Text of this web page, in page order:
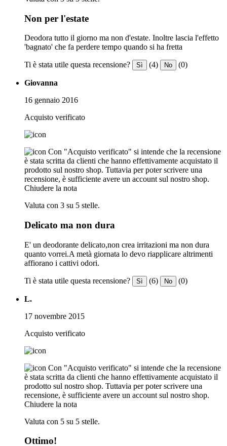
Non per l'estate
Deodora tutto il giorno ma non d'estate. Inoltre lascia l'effetto
'bagnato' che fa perdere tempo quando si ha fretta
Ti è stata utile questa recensione? Sì (4) No (0)
Giovanna
16 gennaio 2016
Acquisto verificato
Con "Acquisto verificato" si intende che la recensione
è stata scritta da clienti che hanno effettivamente acquistato il
prodotto sul nostro shop. Tuttavia per poter scrivere una
recensione, è sufficiente avere un account sul nostro shop.
Chiudere la nota
Valuta con 3 su 5 stelle.
Delicato ma non dura
E' un deodorante delicato,non crea irritazioni ma non dura
quanto vorrei.A metà giornata lo devo riapplicare altrimenti
affiorano i cattivi odori.
Ti è stata utile questa recensione? Sì (6) No (0)
L.
17 novembre 2015
Acquisto verificato
Con "Acquisto verificato" si intende che la recensione
è stata scritta da clienti che hanno effettivamente acquistato il
prodotto sul nostro shop. Tuttavia per poter scrivere una
recensione, è sufficiente avere un account sul nostro shop.
Chiudere la nota
Valuta con 5 su 5 stelle.
Ottimo!